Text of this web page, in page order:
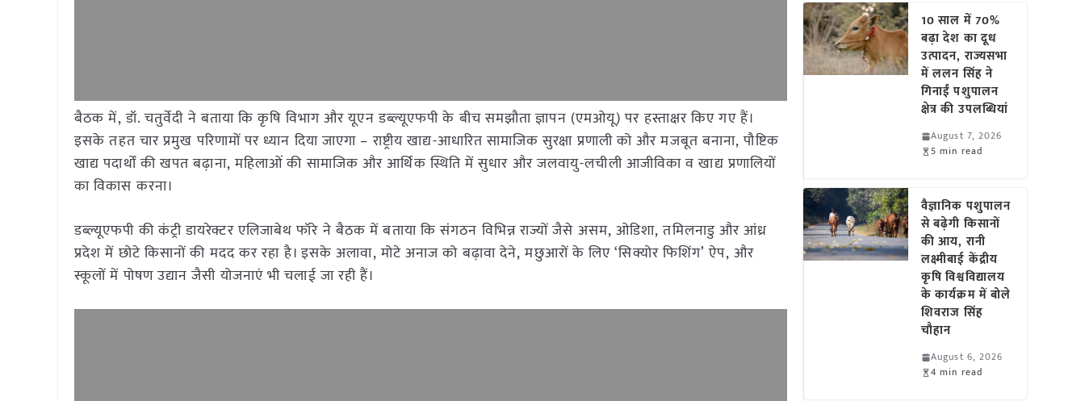
बैठक में, डॉ. चतुर्वेदी ने बताया कि कृषि विभाग और यूएन डब्ल्यूएफपी के बीच समझौता ज्ञापन (एमओयू) पर हस्ताक्षर किए गए हैं।
इसके तहत चार प्रमुख परिणामों पर ध्यान दिया जाएगा – राष्ट्रीय खाद्य-आधारित सामाजिक सुरक्षा प्रणाली को और मजबूत बनाना, पौष्टिक
खाद्य पदार्थों की खपत बढ़ाना, महिलाओं की सामाजिक और आर्थिक स्थिति में सुधार और जलवायु-लचीली आजीविका व खाद्य प्रणालियों
का विकास करना।
डब्ल्यूएफपी की कंट्री डायरेक्टर एलिजाबेथ फॉरे ने बैठक में बताया कि संगठन विभिन्न राज्यों जैसे असम, ओडिशा, तमिलनाडु और आंध्र
प्रदेश में छोटे किसानों की मदद कर रहा है। इसके अलावा, मोटे अनाज को बढ़ावा देने, मछुआरों के लिए ‘सिक्योर फिशिंग’ ऐप, और
स्कूलों में पोषण उद्यान जैसी योजनाएं भी चलाई जा रही हैं।
10 साल में 70%
बढ़ा देश का दूध
उत्पादन, राज्यसभा
में ललन सिंह ने
गिनाईं पशुपालन
क्षेत्र की उपलब्धियां
August 7, 2026
5 min read
वैज्ञानिक पशुपालन
से बढ़ेगी किसानों
की आय, रानी
लक्ष्मीबाई केंद्रीय
कृषि विश्वविद्यालय
के कार्यक्रम में बोले
शिवराज सिंह
चौहान
August 6, 2026
4 min read